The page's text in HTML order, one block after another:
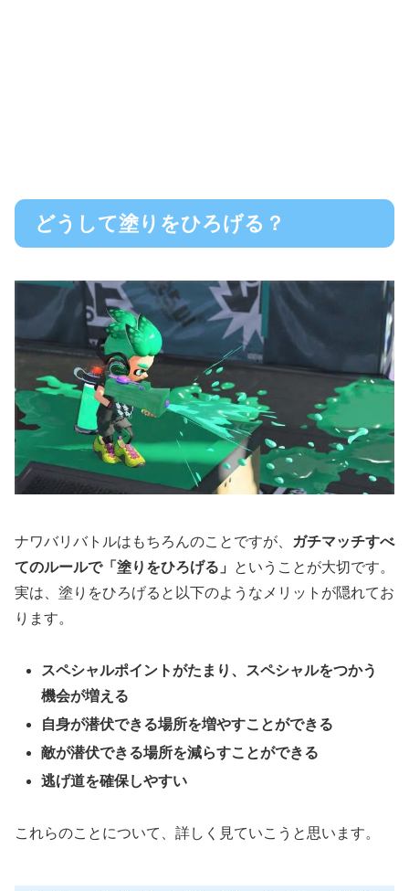
どうして塗りをひろげる？
ナワバリバトルはもちろんのことですが、
ガチマッチすべ
てのルールで「塗りをひろげる」
ということが大切です。
実は、塗りをひろげると以下のようなメリットが隠れてお
ります。
スペシャルポイントがたまり、スペシャルをつかう
機会が増える
自身が潜伏できる場所を増やすことができる
敵が潜伏できる場所を減らすことができる
逃げ道を確保しやすい
これらのことについて、詳しく見ていこうと思います。